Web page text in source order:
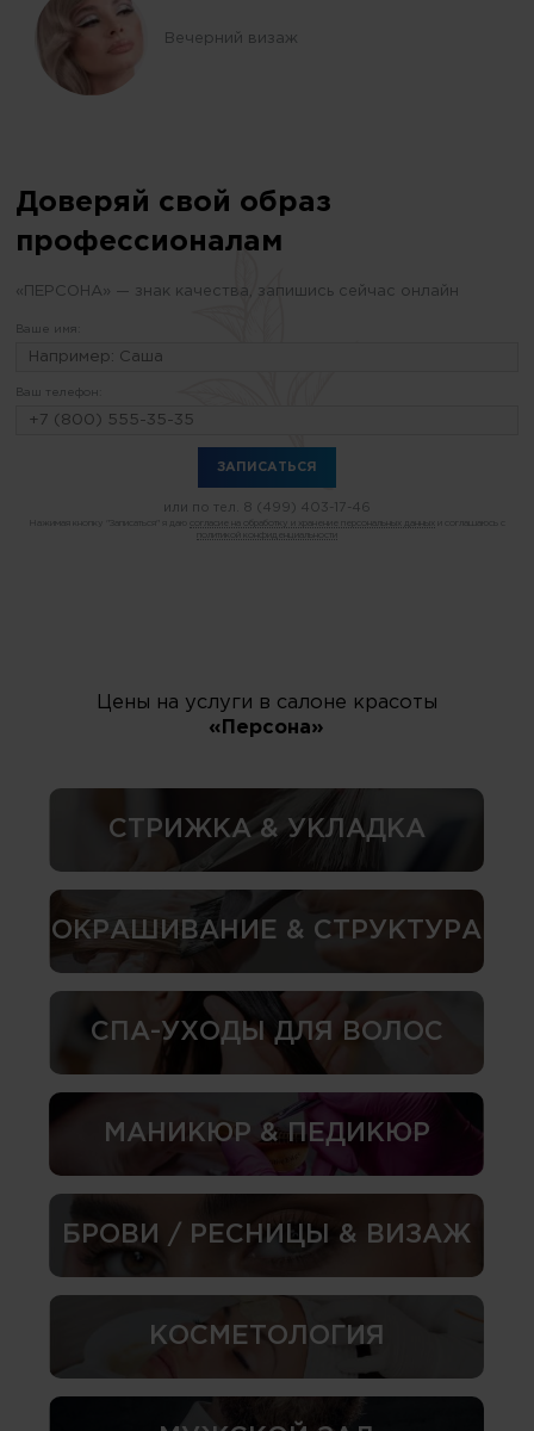
Вечерний визаж
Доверяй свой образ
профессионалам
«ПЕРСОНА» — знак качества, запишись сейчас онлайн
Ваше имя:
Ваш телефон:
или по тел. 8 (499) 403-17-46
Нажимая кнопку "Записаться" я даю согласие на обработку и хранение персональных данных
политикой конфиденциальности
Цены на услуги в салоне красоты
«Персона»
СТРИЖКА & УКЛАДКА
ОКРАШИВАНИЕ & СТРУКТУРА
СПА-УХОДЫ ДЛЯ ВОЛОС
МАНИКЮР & ПЕДИКЮР
БРОВИ / РЕСНИЦЫ & ВИЗАЖ
КОСМЕТОЛОГИЯ